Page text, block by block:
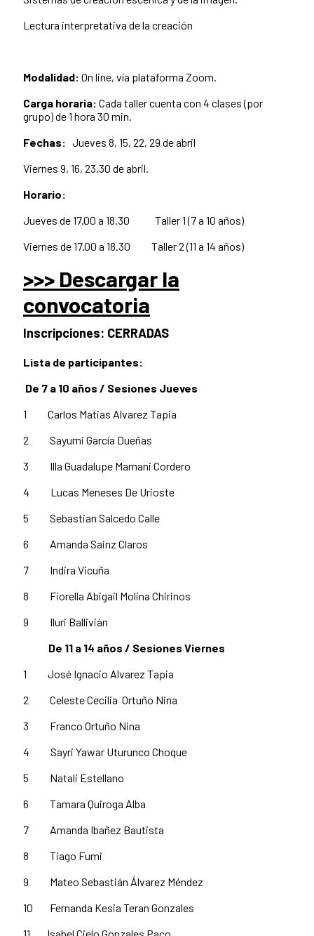
Lectura interpretativa de la creación
Modalidad: On line, vía plataforma Zoom.
Carga horaria: Cada taller cuenta con 4 clases (por
grupo) de 1 hora 30 min.
Fechas: Jueves 8, 15, 22, 29 de abril
Viernes 9, 16, 23,30 de abril.
Horario:
Jueves de 17.00 a 18.30 Taller 1 (7 a 10 años)
Viernes de 17.00 a 18.30 Taller 2 (11 a 14 años)
>>> Descargar la
convocatoria
Inscripciones: CERRADAS
Lista de participantes:
De 7 a 10 años / Sesiones Jueves
1 Carlos Matias Alvarez Tapia
2 Sayumi García Dueñas
3 Illa Guadalupe Mamani Cordero
4 Lucas Meneses De Urioste
5 Sebastian Salcedo Calle
6 Amanda Sainz Claros
7 Indira Vicuña
8 Fiorella Abigail Molina Chirinos
9 Iluri Ballivián
De 11 a 14 años / Sesiones Viernes
1 José Ignacio Alvarez Tapia
2 Celeste Cecilia Ortuño Nina
3 Franco Ortuño Nina
4 Sayri Yawar Uturunco Choque
5 Natali Estellano
6 Tamara Quiroga Alba
7 Amanda Ibañez Bautista
8 Tiago Fumi
9 Mateo Sebastián Álvarez Méndez
10 Fernanda Kesia Teran Gonzales